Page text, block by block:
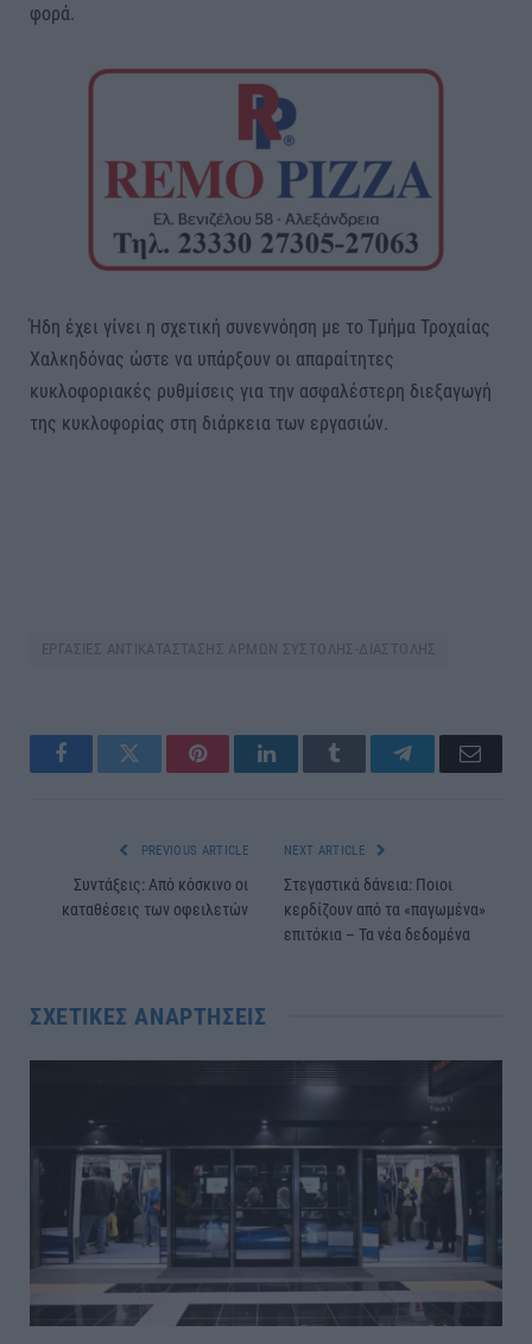
φορά.
Ήδη έχει γίνει η σχετική συνεννόηση με το Τμήμα Τροχαίας
Χαλκηδόνας ώστε να υπάρξουν οι απαραίτητες
κυκλοφοριακές ρυθμίσεις για την ασφαλέστερη διεξαγωγή
της κυκλοφορίας στη διάρκεια των εργασιών.
ΕΡΓΑΣΙΕΣ ΑΝΤΙΚΑΤΑΣΤΑΣΗΣ ΑΡΜΩΝ ΣΥΣΤΟΛΗΣ-ΔΙΑΣΤΟΛΗΣ
FacebookTwitter PinterestLinkedInTumblr TelegramEmail
PREVIOUS ARTICLE
Συντάξεις: Από κόσκινο οι
καταθέσεις των οφειλετών
NEXT ARTICLE
Στεγαστικά δάνεια: Ποιοι
κερδίζουν από τα «παγωμένα»
επιτόκια – Τα νέα δεδομένα
ΣΧΕΤΙΚΈΣ ΑΝΑΡΤΉΣΕΙΣ